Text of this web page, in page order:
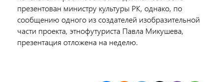
презентован министру культуры РК, однако, по
сообщению одного из создателей изобразительной
части проекта, этнофутуриста Павла Микушева,
презентация отложена на неделю.